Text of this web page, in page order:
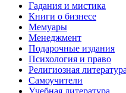
Гадания и мистика
Книги о бизнесе
Мемуары
Менеджмент
Подарочные издания
Психология и право
Религиозная литература
Самоучители